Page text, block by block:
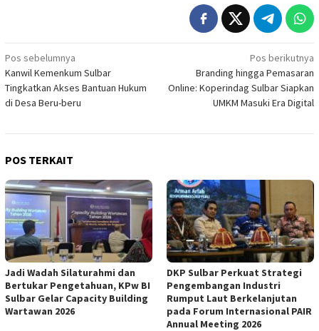
Navigasi
pos
Pos sebelumnya
Kanwil Kemenkum Sulbar
Tingkatkan Akses Bantuan Hukum
di Desa Beru-beru
Pos berikutnya
Branding hingga Pemasaran
Online: Koperindag Sulbar Siapkan
UMKM Masuki Era Digital
POS TERKAIT
Jadi Wadah Silaturahmi dan
Bertukar Pengetahuan, KPw BI
Sulbar Gelar Capacity Building
Wartawan 2026
DKP Sulbar Perkuat Strategi
Pengembangan Industri
Rumput Laut Berkelanjutan
pada Forum Internasional PAIR
Annual Meeting 2026